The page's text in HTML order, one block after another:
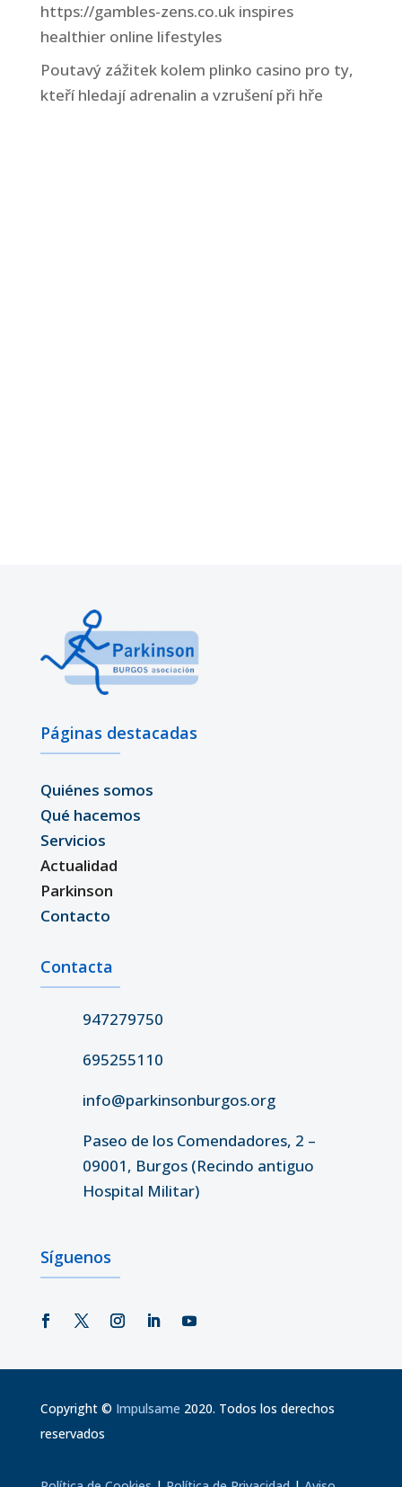
https://gambles-zens.co.uk inspires
healthier online lifestyles
Poutavý zážitek kolem plinko casino pro ty,
kteří hledají adrenalin a vzrušení při hře
Páginas destacadas
Quiénes somos
Qué hacemos
Servicios
Actualidad
Parkinson
Contacto
Contacta
947279750
695255110
info@parkinsonburgos.org
Paseo de los Comendadores, 2 –
09001, Burgos (Recindo antiguo
Hospital Militar)
Síguenos
Copyright © Impulsame 2020. Todos los derechos
reservados